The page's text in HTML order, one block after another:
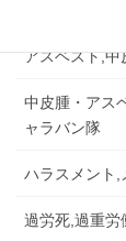
アスベスト,中
中皮腫・アス
ャラバン隊
ハラスメント,
過労死,過重労